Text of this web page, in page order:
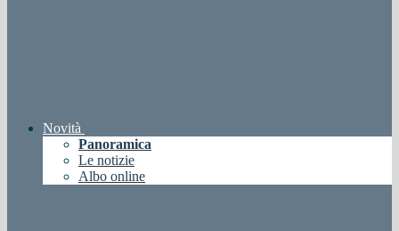
Novità
Panoramica
Le notizie
Albo online